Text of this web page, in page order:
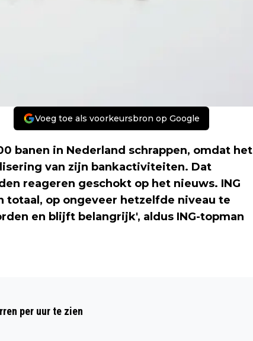
Voeg toe als voorkeursbron op Google
banen in Nederland schrappen, omdat het
van zijn bankactiviteiten. Dat
reageren geschokt op het nieuws. ING
totaal, op ongeveer hetzelfde niveau te
en blijft belangrijk', aldus ING-topman
AANGEKOMEN IN ROME
per uur te zien